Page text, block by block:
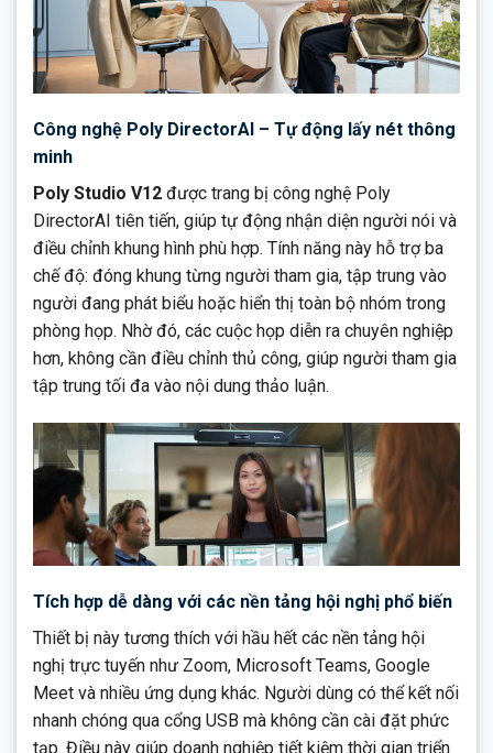
Công nghệ Poly DirectorAI – Tự động lấy nét thông
minh
Poly Studio V12 được trang bị công nghệ Poly
DirectorAI tiên tiến, giúp tự động nhận diện người nói và
điều chỉnh khung hình phù hợp. Tính năng này hỗ trợ ba
chế độ: đóng khung từng người tham gia, tập trung vào
người đang phát biểu hoặc hiển thị toàn bộ nhóm trong
phòng họp. Nhờ đó, các cuộc họp diễn ra chuyên nghiệp
hơn, không cần điều chỉnh thủ công, giúp người tham gia
tập trung tối đa vào nội dung thảo luận.
Tích hợp dễ dàng với các nền tảng hội nghị phổ biến
Thiết bị này tương thích với hầu hết các nền tảng hội
nghị trực tuyến như Zoom, Microsoft Teams, Google
Meet và nhiều ứng dụng khác. Người dùng có thể kết nối
nhanh chóng qua cổng USB mà không cần cài đặt phức
tạp. Điều này giúp doanh nghiệp tiết kiệm thời gian triển